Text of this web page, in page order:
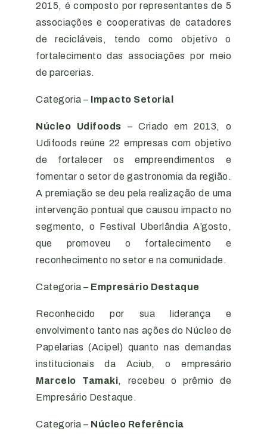
2015, é composto por representantes de 5
associações e cooperativas de catadores
de recicláveis, tendo como objetivo o
fortalecimento das associações por meio
de parcerias.
Categoria – Impacto Setorial
Núcleo Udifoods – Criado em 2013, o
Udifoods reúne 22 empresas com objetivo
de fortalecer os empreendimentos e
fomentar o setor de gastronomia da região.
A premiação se deu pela realização de uma
intervenção pontual que causou impacto no
segmento, o Festival Uberlândia A’gosto,
que promoveu o fortalecimento e
reconhecimento no setor e na comunidade.
Categoria – Empresário Destaque
Reconhecido por sua liderança e
envolvimento tanto nas ações do Núcleo de
Papelarias (Acipel) quanto nas demandas
institucionais da Aciub, o empresário
Marcelo Tamaki, recebeu o prêmio de
Empresário Destaque.
Categoria – Núcleo Referência